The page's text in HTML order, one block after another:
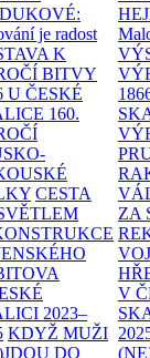
je radost
K
BITVY
U ČESKÉ
160.
CESTA
2023–
KDYŽ MUŽI
DO
ZA
V